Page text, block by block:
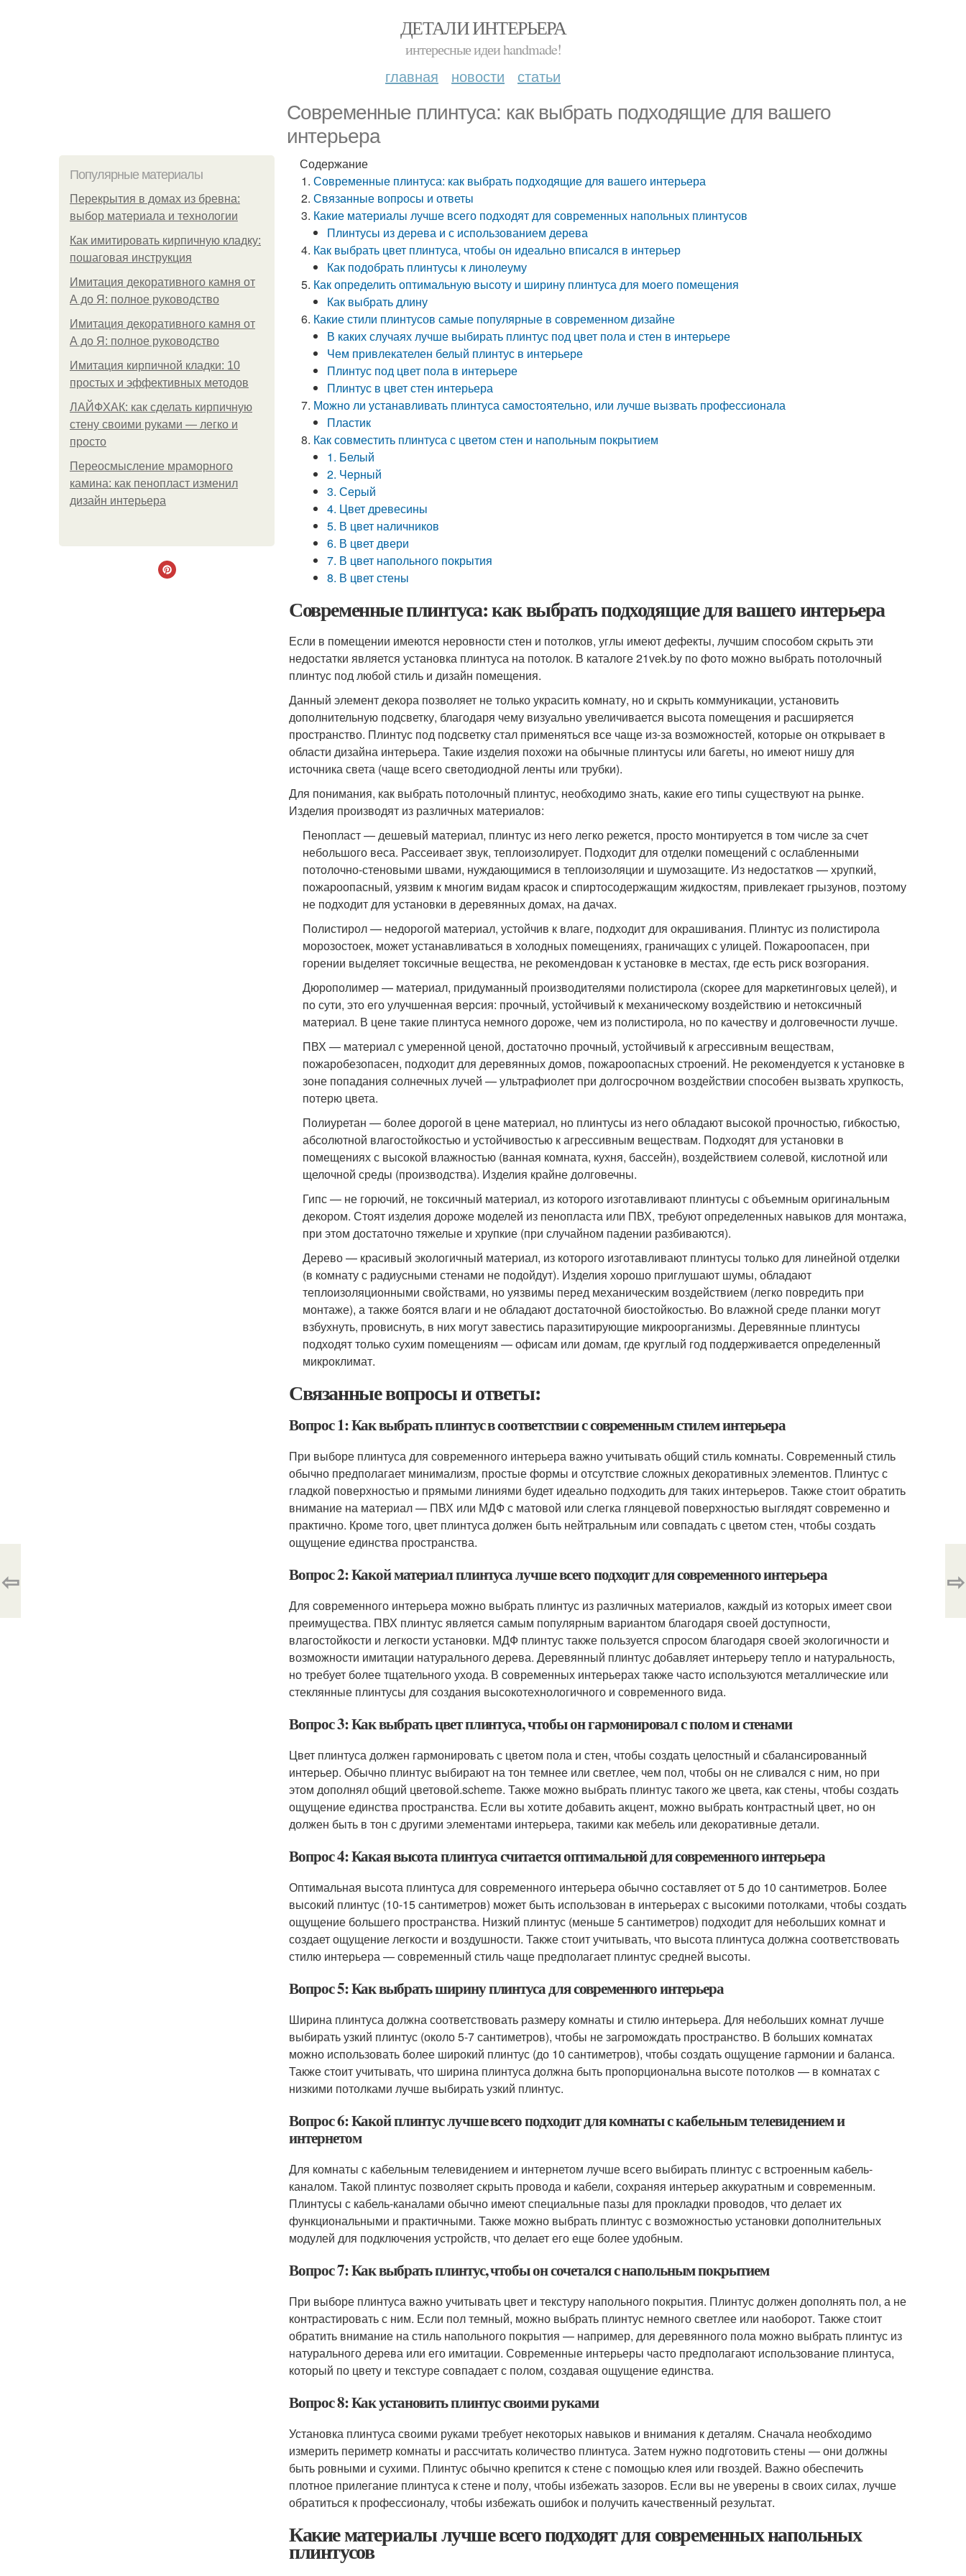
ДЕТАЛИ ИНТЕРЬЕРА
интересные идеи handmade!
главная новости статьи
Современные плинтуса: как выбрать подходящие для вашего
интерьера
Популярные материалы
Перекрытия в домах из бревна:
выбор материала и технологии
Как имитировать кирпичную кладку:
пошаговая инструкция
Имитация декоративного камня от
А до Я: полное руководство
Имитация декоративного камня от
А до Я: полное руководство
Имитация кирпичной кладки: 10
простых и эффективных методов
ЛАЙФХАК: как сделать кирпичную
стену своими руками — легко и
просто
Переосмысление мраморного
камина: как пенопласт изменил
дизайн интерьера
Содержание
Современные плинтуса: как выбрать подходящие для вашего интерьера
Связанные вопросы и ответы
Какие материалы лучше всего подходят для современных напольных плинтусов
Плинтусы из дерева и с использованием дерева
Как выбрать цвет плинтуса, чтобы он идеально вписался в интерьер
Как подобрать плинтусы к линолеуму
Как определить оптимальную высоту и ширину плинтуса для моего помещения
Как выбрать длину
Какие стили плинтусов самые популярные в современном дизайне
В каких случаях лучше выбирать плинтус под цвет пола и стен в интерьере
Чем привлекателен белый плинтус в интерьере
Плинтус под цвет пола в интерьере
Плинтус в цвет стен интерьера
Можно ли устанавливать плинтуса самостоятельно, или лучше вызвать профессионала
Пластик
Как совместить плинтуса с цветом стен и напольным покрытием
1. Белый
2. Черный
3. Серый
4. Цвет древесины
5. В цвет наличников
6. В цвет двери
7. В цвет напольного покрытия
8. В цвет стены
Современные плинтуса: как выбрать подходящие для вашего интерьера
Если в помещении имеются неровности стен и потолков, углы имеют дефекты, лучшим способом скрыть эти
недостатки является установка плинтуса на потолок. В каталоге 21vek.by по фото можно выбрать потолочный
плинтус под любой стиль и дизайн помещения.
Данный элемент декора позволяет не только украсить комнату, но и скрыть коммуникации, установить
дополнительную подсветку, благодаря чему визуально увеличивается высота помещения и расширяется
пространство. Плинтус под подсветку стал применяться все чаще из-за возможностей, которые он открывает в
области дизайна интерьера. Такие изделия похожи на обычные плинтусы или багеты, но имеют нишу для
источника света (чаще всего светодиодной ленты или трубки).
Для понимания, как выбрать потолочный плинтус, необходимо знать, какие его типы существуют на рынке.
Изделия производят из различных материалов:
Пенопласт — дешевый материал, плинтус из него легко режется, просто монтируется в том числе за счет
небольшого веса. Рассеивает звук, теплоизолирует. Подходит для отделки помещений с ослабленными
потолочно-стеновыми швами, нуждающимися в теплоизоляции и шумозащите. Из недостатков — хрупкий,
пожароопасный, уязвим к многим видам красок и спиртосодержащим жидкостям, привлекает грызунов, поэтому
не подходит для установки в деревянных домах, на дачах.
Полистирол — недорогой материал, устойчив к влаге, подходит для окрашивания. Плинтус из полистирола
морозостоек, может устанавливаться в холодных помещениях, граничащих с улицей. Пожароопасен, при
горении выделяет токсичные вещества, не рекомендован к установке в местах, где есть риск возгорания.
Дюрополимер — материал, придуманный производителями полистирола (скорее для маркетинговых целей), и
по сути, это его улучшенная версия: прочный, устойчивый к механическому воздействию и нетоксичный
материал. В цене такие плинтуса немного дороже, чем из полистирола, но по качеству и долговечности лучше.
ПВХ — материал с умеренной ценой, достаточно прочный, устойчивый к агрессивным веществам,
пожаробезопасен, подходит для деревянных домов, пожароопасных строений. Не рекомендуется к установке в
зоне попадания солнечных лучей — ультрафиолет при долгосрочном воздействии способен вызвать хрупкость,
потерю цвета.
Полиуретан — более дорогой в цене материал, но плинтусы из него обладают высокой прочностью, гибкостью,
абсолютной влагостойкостью и устойчивостью к агрессивным веществам. Подходят для установки в
помещениях с высокой влажностью (ванная комната, кухня, бассейн), воздействием солевой, кислотной или
щелочной среды (производства). Изделия крайне долговечны.
Гипс — не горючий, не токсичный материал, из которого изготавливают плинтусы с объемным оригинальным
декором. Стоят изделия дороже моделей из пенопласта или ПВХ, требуют определенных навыков для монтажа,
при этом достаточно тяжелые и хрупкие (при случайном падении разбиваются).
Дерево — красивый экологичный материал, из которого изготавливают плинтусы только для линейной отделки
(в комнату с радиусными стенами не подойдут). Изделия хорошо приглушают шумы, обладают
теплоизоляционными свойствами, но уязвимы перед механическим воздействием (легко повредить при
монтаже), а также боятся влаги и не обладают достаточной биостойкостью. Во влажной среде планки могут
взбухнуть, провиснуть, в них могут завестись паразитирующие микроорганизмы. Деревянные плинтусы
подходят только сухим помещениям — офисам или домам, где круглый год поддерживается определенный
микроклимат.
Связанные вопросы и ответы:
Вопрос 1: Как выбрать плинтус в соответствии с современным стилем интерьера
При выборе плинтуса для современного интерьера важно учитывать общий стиль комнаты. Современный стиль
обычно предполагает минимализм, простые формы и отсутствие сложных декоративных элементов. Плинтус с
гладкой поверхностью и прямыми линиями будет идеально подходить для таких интерьеров. Также стоит обратить
внимание на материал — ПВХ или МДФ с матовой или слегка глянцевой поверхностью выглядят современно и
практично. Кроме того, цвет плинтуса должен быть нейтральным или совпадать с цветом стен, чтобы создать
ощущение единства пространства.
Вопрос 2: Какой материал плинтуса лучше всего подходит для современного интерьера
Для современного интерьера можно выбрать плинтус из различных материалов, каждый из которых имеет свои
преимущества. ПВХ плинтус является самым популярным вариантом благодаря своей доступности,
влагостойкости и легкости установки. МДФ плинтус также пользуется спросом благодаря своей экологичности и
возможности имитации натурального дерева. Деревянный плинтус добавляет интерьеру тепло и натуральность,
но требует более тщательного ухода. В современных интерьерах также часто используются металлические или
стеклянные плинтусы для создания высокотехнологичного и современного вида.
Вопрос 3: Как выбрать цвет плинтуса, чтобы он гармонировал с полом и стенами
Цвет плинтуса должен гармонировать с цветом пола и стен, чтобы создать целостный и сбалансированный
интерьер. Обычно плинтус выбирают на тон темнее или светлее, чем пол, чтобы он не сливался с ним, но при
этом дополнял общий цветовой.scheme. Также можно выбрать плинтус такого же цвета, как стены, чтобы создать
ощущение единства пространства. Если вы хотите добавить акцент, можно выбрать контрастный цвет, но он
должен быть в тон с другими элементами интерьера, такими как мебель или декоративные детали.
Вопрос 4: Какая высота плинтуса считается оптимальной для современного интерьера
Оптимальная высота плинтуса для современного интерьера обычно составляет от 5 до 10 сантиметров. Более
высокий плинтус (10-15 сантиметров) может быть использован в интерьерах с высокими потолками, чтобы создать
ощущение большего пространства. Низкий плинтус (меньше 5 сантиметров) подходит для небольших комнат и
создает ощущение легкости и воздушности. Также стоит учитывать, что высота плинтуса должна соответствовать
стилю интерьера — современный стиль чаще предполагает плинтус средней высоты.
Вопрос 5: Как выбрать ширину плинтуса для современного интерьера
Ширина плинтуса должна соответствовать размеру комнаты и стилю интерьера. Для небольших комнат лучше
выбирать узкий плинтус (около 5-7 сантиметров), чтобы не загромождать пространство. В больших комнатах
можно использовать более широкий плинтус (до 10 сантиметров), чтобы создать ощущение гармонии и баланса.
Также стоит учитывать, что ширина плинтуса должна быть пропорциональна высоте потолков — в комнатах с
низкими потолками лучше выбирать узкий плинтус.
Вопрос 6: Какой плинтус лучше всего подходит для комнаты с кабельным телевидением и
интернетом
Для комнаты с кабельным телевидением и интернетом лучше всего выбирать плинтус с встроенным кабель-
каналом. Такой плинтус позволяет скрыть провода и кабели, сохраняя интерьер аккуратным и современным.
Плинтусы с кабель-каналами обычно имеют специальные пазы для прокладки проводов, что делает их
функциональными и практичными. Также можно выбрать плинтус с возможностью установки дополнительных
модулей для подключения устройств, что делает его еще более удобным.
Вопрос 7: Как выбрать плинтус, чтобы он сочетался с напольным покрытием
При выборе плинтуса важно учитывать цвет и текстуру напольного покрытия. Плинтус должен дополнять пол, а не
контрастировать с ним. Если пол темный, можно выбрать плинтус немного светлее или наоборот. Также стоит
обратить внимание на стиль напольного покрытия — например, для деревянного пола можно выбрать плинтус из
натурального дерева или его имитации. Современные интерьеры часто предполагают использование плинтуса,
который по цвету и текстуре совпадает с полом, создавая ощущение единства.
Вопрос 8: Как установить плинтус своими руками
Установка плинтуса своими руками требует некоторых навыков и внимания к деталям. Сначала необходимо
измерить периметр комнаты и рассчитать количество плинтуса. Затем нужно подготовить стены — они должны
быть ровными и сухими. Плинтус обычно крепится к стене с помощью клея или гвоздей. Важно обеспечить
плотное прилегание плинтуса к стене и полу, чтобы избежать зазоров. Если вы не уверены в своих силах, лучше
обратиться к профессионалу, чтобы избежать ошибок и получить качественный результат.
Какие материалы лучше всего подходят для современных напольных
плинтусов
⇦ ⇨